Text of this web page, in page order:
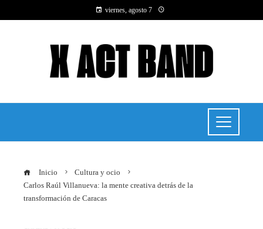
viernes, agosto 7
Inicio
Cultura y ocio
Carlos Raúl Villanueva: la mente creativa detrás de la
transformación de Caracas